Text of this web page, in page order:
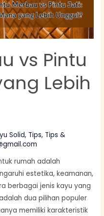
vs Pintu
Lebih
Solid, Tips, Tips &
rumah adalah
estetika, keamanan,
berbagai jenis kayu yang
dua pilihan populer
memiliki karakteristik